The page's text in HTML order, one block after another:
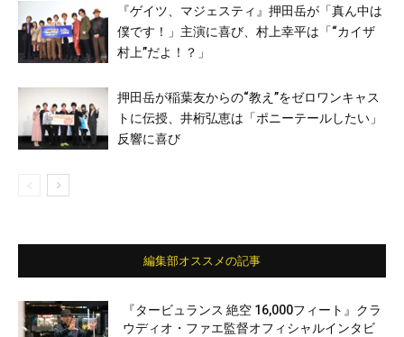
『ゲイツ、マジェスティ』押田岳が「真ん中は
僕です！」主演に喜び、村上幸平は「“カイザ
村上”だよ！？」
押田岳が稲葉友からの“教え”をゼロワンキャス
トに伝授、井桁弘恵は「ポニーテールしたい」
反響に喜び
編集部オススメの記事
『タービュランス 絶空 16,000フィート』クラ
ウディオ・ファエ監督オフィシャルインタビ